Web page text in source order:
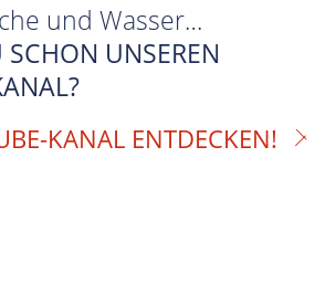
und Wasser…
UNSEREN
KANAL ENTDECKEN!